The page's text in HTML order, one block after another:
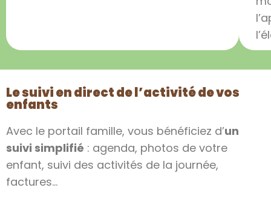
Le suivi en direct de l’activité de vos
enfants
Avec le portail famille, vous bénéficiez d’un
suivi simplifié : agenda, photos de votre
enfant, suivi des activités de la journée,
factures…